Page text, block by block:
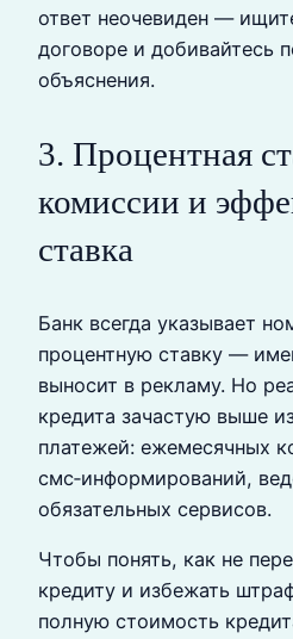
ответ неочевиден —
договоре и добивайтесь
объяснения.
3. Процентная
комиссии и
ставка
Банк всегда указывает
процентную ставку —
выносит в рекламу. Но
кредита зачастую выше
платежей: ежемесячных
смс‑информирований,
обязательных сервисов.
Чтобы понять, как не
кредиту и избежать
полную стоимость